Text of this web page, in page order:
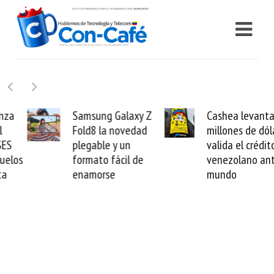
Samsung Galaxy Z
Fold8 la novedad
plegable y un
formato fácil de
enamorse
Cashea levanta 100
millones de dólares y
valida el crédito del
venezolano ante el
mundo